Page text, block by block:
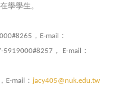
學學生。
， E-mail ：
5919000#8257 ， E-mail ：
， E-mail ： jacy405@nuk.edu.tw